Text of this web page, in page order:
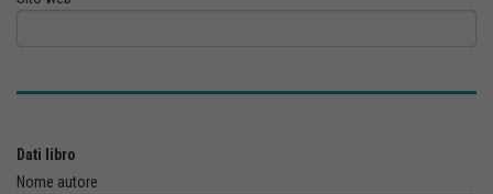
Dati libro
Nome autore